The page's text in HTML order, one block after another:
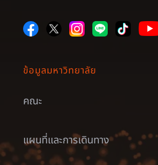
ข้อมูลมหาวิทยาลัย
คณะ
แผนที่และการเดินทาง